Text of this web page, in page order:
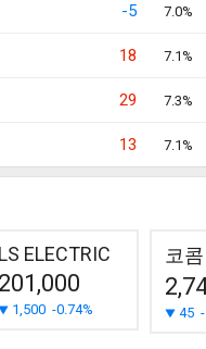
-5 7.0%
18 7.1%
29 7.3%
13 7.1%
LS ELECTRIC
201,000
1,500 -0.74%
코콤
45